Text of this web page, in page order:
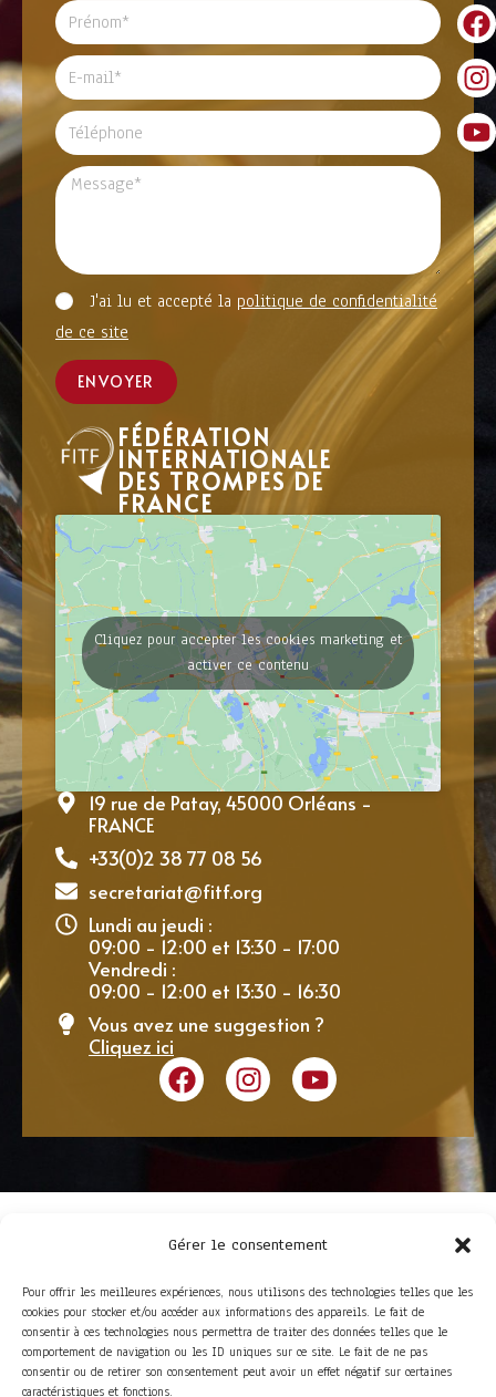
Gérer le consentement
Pour offrir les meilleures expériences, nous utilisons des technologies telles que les
cookies pour stocker et/ou accéder aux informations des appareils. Le fait de
consentir à ces technologies nous permettra de traiter des données telles que le
comportement de navigation ou les ID uniques sur ce site. Le fait de ne pas
consentir ou de retirer son consentement peut avoir un effet négatif sur certaines
caractéristiques et fonctions.
J'ai lu et accepté la politique de confidentialité
de ce site
ENVOYER
FÉDÉRATION
INTERNATIONALE
DES TROMPES DE
FRANCE
Cliquez pour accepter les cookies marketing et
activer ce contenu
19 rue de Patay, 45000 Orléans -
FRANCE
+33(0)2 38 77 08 56
secretariat@fitf.org
Lundi au jeudi :
09:00 - 12:00 et 13:30 - 17:00
Vendredi :
09:00 - 12:00 et 13:30 - 16:30
Vous avez une suggestion ?
Cliquez ici
ACCÈS RAPIDE